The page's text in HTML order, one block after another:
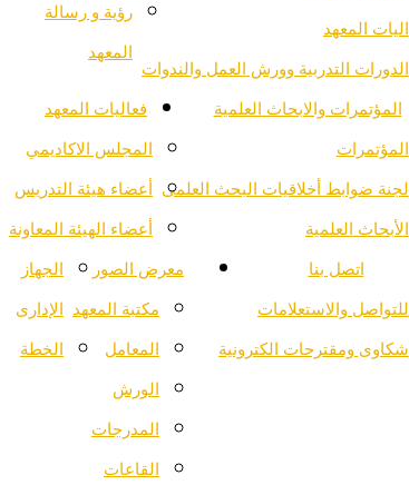
اليات المعهد
الدورات التدربية وورش العمل والندوات
المؤتمرات والابحاث العلمية
المؤتمرات
لجنة ضوابط أخلاقيات البحث العلمى
الأبحاث العلمية
فعاليات المعهد
اتصل بنا
للتواصل والاستعلامات
شكاوى ومقترحات الكترونية
معرض الصور
مكتبة المعهد
المعامل
الورش
المدرجات
القاعات
رؤية و رسالة
المعهد
المجلس الاكاديمي
أعضاء هيئة التدريس
أعضاء الهيئة المعاونة
الجهاز
الإدارى
الخطة